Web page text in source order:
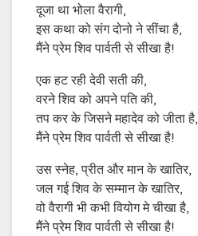
दूजा था भोला वैरागी,
इस कथा को संग दोनो ने सींचा है,
मैंने प्रेम शिव पार्वती से सीखा है!
एक हट रही देवी सती की,
वरने शिव को अपने पति की,
तप कर के जिसने महादेव को जीता है,
मैंने प्रेम शिव पार्वती से सीखा है!
उस स्नेह, प्रीत और मान के खातिर,
जल गई शिव के सम्मान के खातिर,
वो वैरागी भी कभी वियोग मे चीखा है,
मैंने प्रेम शिव पार्वती से सीखा है!